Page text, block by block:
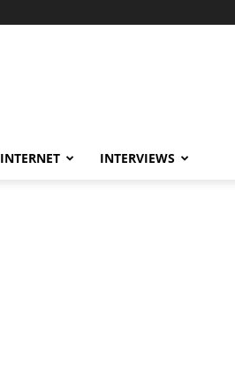
INTERNET INTERVIEWS